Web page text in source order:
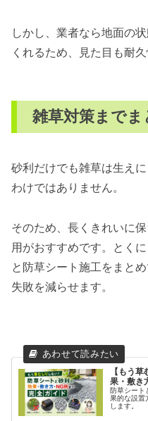
しかし、業者なら地面の
くれるため、見た目も耐
雑草対策まで
砂利だけでも雑草は生え
わけではありません。
そのため、長くきれいに
用がおすすめです。とく
と防草シート施工をまと
失敗を減らせます。
【もう
果・敷き
防草シート
果的な設置
します。